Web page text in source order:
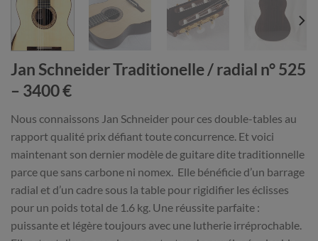
Jan Schneider Traditionelle / radial n° 525
– 3400 €
Nous connaissons Jan Schneider pour ces double-tables au
rapport qualité prix défiant toute concurrence. Et voici
maintenant son dernier modèle de guitare dite traditionnelle
parce que sans carbone ni nomex. Elle bénéficie d’un barrage
radial et d’un cadre sous la table pour rigidifier les éclisses
pour un poids total de 1.6 kg. Une réussite parfaite :
puissante et légère toujours avec une lutherie irréprochable.